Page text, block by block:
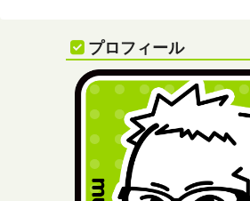
プロフィール